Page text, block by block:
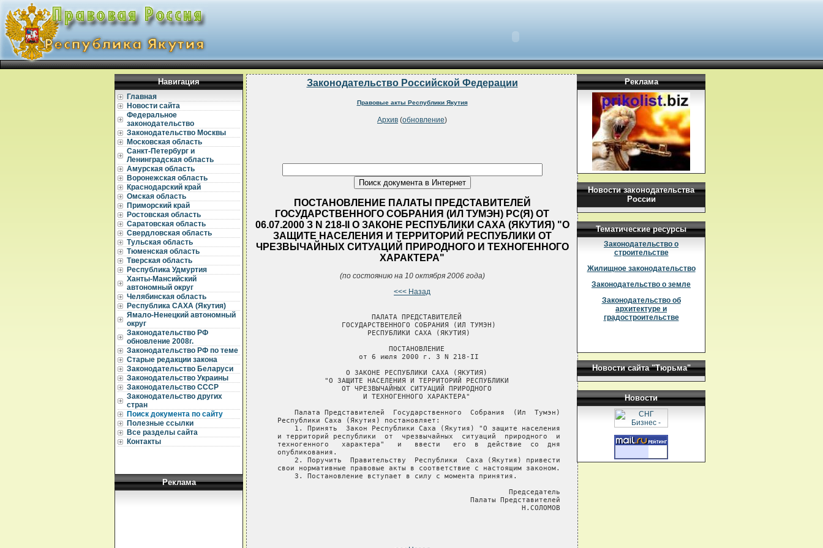
Навигация
Главная
Новости сайта
Федеральное
законодательство
Законодательство Москвы
Московская область
Санкт-Петербург и
Ленинградская область
Амурская область
Воронежская область
Краснодарский край
Омская область
Приморский край
Ростовская область
Саратовская область
Свердловская область
Тульская область
Тюменская область
Тверская область
Республика Удмуртия
Ханты-Мансийский
автономный округ
Челябинская область
Республика САХА (Якутия)
Ямало-Ненецкий автономный
округ
Законодательство РФ
обновление 2008г.
Законодательство РФ по теме
Старые редакции закона
Законодательство Беларуси
Законодательство Украины
Законодательство СССР
Законодательство других
стран
Поиск документа по сайту
Полезные ссылки
Все разделы сайта
Контакты
Реклама
Законодательство Российской Федерации
Правовые акты Республики Якутия
Архив (обновление)
ПОСТАНОВЛЕНИЕ ПАЛАТЫ ПРЕДСТАВИТЕЛЕЙ
ГОСУДАРСТВЕННОГО СОБРАНИЯ (ИЛ ТУМЭН) РС(Я) ОТ
06.07.2000 З N 218-II О ЗАКОНЕ РЕСПУБЛИКИ САХА (ЯКУТИЯ) "О
ЗАЩИТЕ НАСЕЛЕНИЯ И ТЕРРИТОРИЙ РЕСПУБЛИКИ ОТ
ЧРЕЗВЫЧАЙНЫХ СИТУАЦИЙ ПРИРОДНОГО И ТЕХНОГЕННОГО
ХАРАКТЕРА"
(по состоянию на 10 октября 2006 года)
<<< Назад
                         ПАЛАТА ПРЕДСТАВИТЕЛЕЙ
                  ГОСУДАРСТВЕННОГО СОБРАНИЯ (ИЛ ТУМЭН)
                        РЕСПУБЛИКИ САХА (ЯКУТИЯ)
                             ПОСТАНОВЛЕНИЕ
                      от 6 июля 2000 г. З N 218-II
                   О ЗАКОНЕ РЕСПУБЛИКИ САХА (ЯКУТИЯ)
              "О ЗАЩИТЕ НАСЕЛЕНИЯ И ТЕРРИТОРИЙ РЕСПУБЛИКИ
                  ОТ ЧРЕЗВЫЧАЙНЫХ СИТУАЦИЙ ПРИРОДНОГО
                       И ТЕХНОГЕННОГО ХАРАКТЕРА"
       Палата Представителей  Государственного  Собрания  (Ил  Тумэн)
   Республики Саха (Якутия) постановляет:
       1. Принять  Закон Республики Саха (Якутия) "О защите населения
   и территорий республики  от  чрезвычайных  ситуаций  природного  и
   техногенного   характера"   и   ввести   его  в  действие  со  дня
   опубликования.
       2. Поручить  Правительству  Республики  Саха (Якутия) привести
   свои нормативные правовые акты в соответствие с настоящим законом.
       3. Постановление вступает в силу с момента принятия.
                                                         Председатель
                                                Палаты Представителей
                                                            Н.СОЛОМОВ
Реклама
Новости законодательства
России
Тематические ресурсы
Законодательство о
строительстве
Жилищное законодательство
Законодательство о земле
Законодательство об
архитектуре и
градостроительстве
Новости сайта "Тюрьма"
Новости